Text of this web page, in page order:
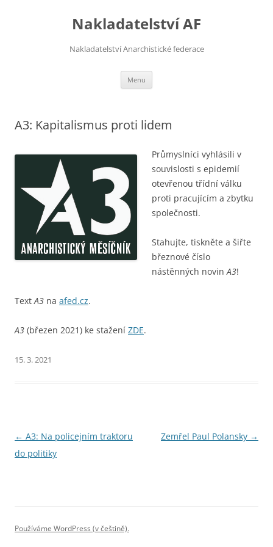
Nakladatelství AF
Nakladatelství Anarchistické federace
Menu
A3: Kapitalismus proti lidem
Průmyslníci vyhlásili v
souvislosti s epidemií
otevřenou třídní válku
proti pracujícím a zbytku
společnosti.
Stahujte, tiskněte a šiřte
březnové číslo
nástěnných novinA3!
TextA3 na afed.cz.
A3 (březen 2021) ke stažení ZDE.
15. 3. 2021
Navigace
pro
← A3: Na policejním traktoru
do politiky
Zemřel Paul Polansky →
Používáme WordPress (v češtině).